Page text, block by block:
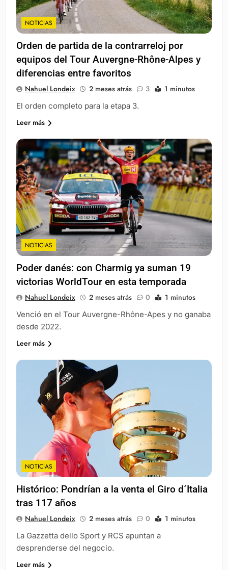
NOTICIAS
Orden de partida de la contrarreloj por
equipos del Tour Auvergne-Rhône-Alpes y
diferencias entre favoritos
Nahuel Londeix 2 meses atrás 3 1 minutos
El orden completo para la etapa 3.
Leer más
NOTICIAS
Poder danés: con Charmig ya suman 19
victorias WorldTour en esta temporada
Nahuel Londeix 2 meses atrás 0 1 minutos
Venció en el Tour Auvergne-Rhône-Apes y no ganaba
desde 2022.
Leer más
NOTICIAS
Histórico: Pondrían a la venta el Giro d´Italia
tras 117 años
Nahuel Londeix 2 meses atrás 0 1 minutos
La Gazzetta dello Sport y RCS apuntan a
desprenderse del negocio.
Leer más